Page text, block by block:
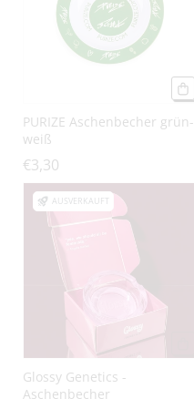
PURIZE Aschenbecher grün-
weiß
€3,30
AUSVERKAUFT
Glossy Genetics -
Aschenbecher